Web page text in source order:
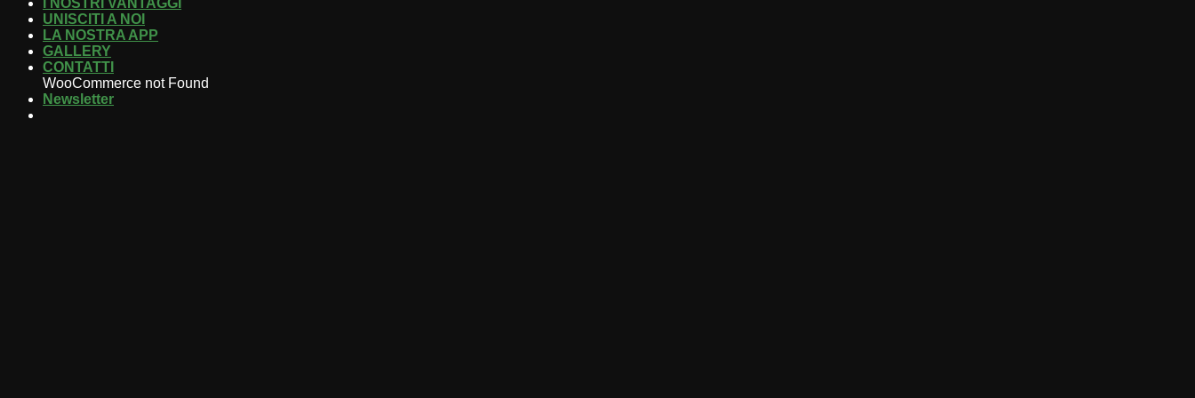
I NOSTRI VANTAGGI
UNISCITI A NOI
LA NOSTRA APP
GALLERY
CONTATTI
WooCommerce not Found
Newsletter